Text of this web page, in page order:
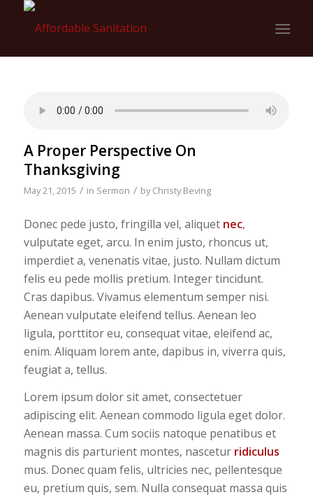
A Proper Perspective On
Thanksgiving
May 21, 2015 / in Sermon / byChristy Beving
Donec pede justo, fringilla vel, aliquet nec,
vulputate eget, arcu. In enim justo, rhoncus ut,
imperdiet a, venenatis vitae, justo. Nullam dictum
felis eu pede mollis pretium. Integer tincidunt.
Cras dapibus. Vivamus elementum semper nisi.
Aenean vulputate eleifend tellus. Aenean leo
ligula, porttitor eu, consequat vitae, eleifend ac,
enim. Aliquam lorem ante, dapibus in, viverra quis,
feugiat a, tellus.
Lorem ipsum dolor sit amet, consectetuer
adipiscing elit. Aenean commodo ligula eget dolor.
Aenean massa. Cum sociis natoque penatibus et
magnis dis parturient montes, nascetur ridiculus
mus. Donec quam felis, ultricies nec, pellentesque
eu, pretium quis, sem. Nulla consequat massa quis